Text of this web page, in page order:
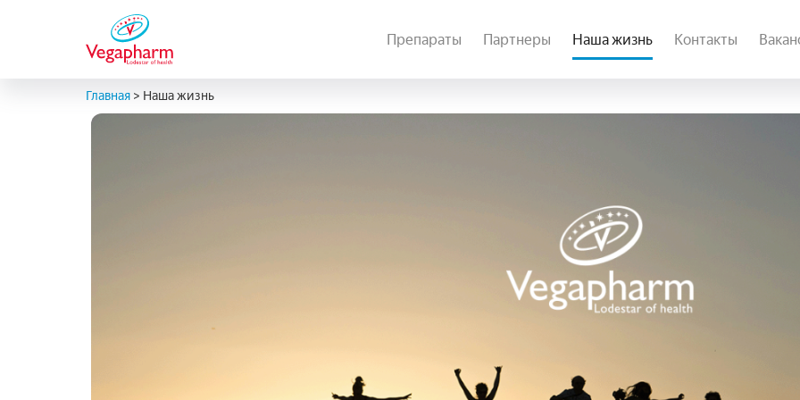
Препараты Партнеры Наша жизнь Контакты
Главная > Наша жизнь